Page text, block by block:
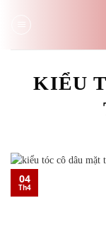
KIỂU
04
Th4